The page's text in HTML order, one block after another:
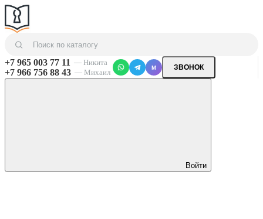
+7 965 003 77 11 — Никита
+7 966 756 88 43 — Михаил
M ЗВОНОК
Войти